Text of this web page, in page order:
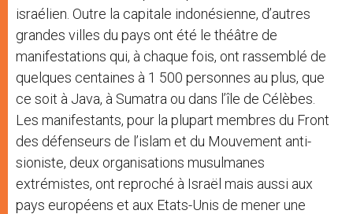
israélien. Outre la capitale indonésienne, d’autres
grandes villes du pays ont été le théâtre de
manifestations qui, à chaque fois, ont rassemblé de
quelques centaines à 1 500 personnes au plus, que
ce soit à Java, à Sumatra ou dans l’île de Célèbes.
Les manifestants, pour la plupart membres du Front
des défenseurs de l’islam et du Mouvement anti-
sioniste, deux organisations musulmanes
extrémistes, ont reproché à Israël mais aussi aux
pays européens et aux Etats-Unis de mener une